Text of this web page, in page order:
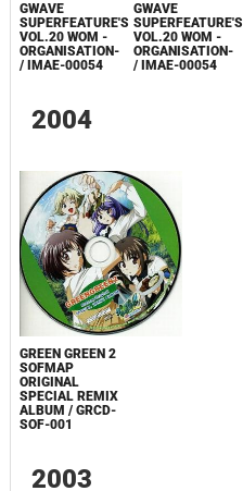
GWAVE
SUPERFEATURE'S
VOL.20 WOM -
ORGANISATION-
/ IMAE-00054
GWAVE
SUPERFEATURE'S
VOL.20 WOM -
ORGANISATION-
/ IMAE-00054
2004
GREEN GREEN 2
SOFMAP
ORIGINAL
SPECIAL REMIX
ALBUM / GRCD-
SOF-001
2003